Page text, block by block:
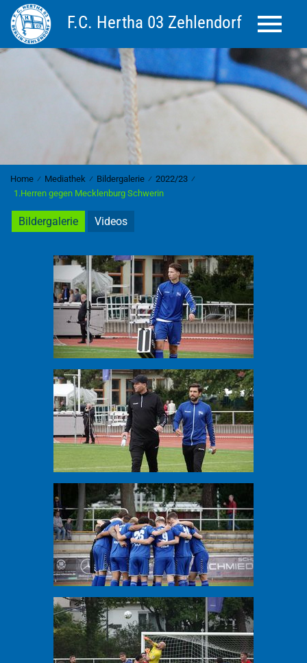
F.C. Hertha 03 Zehlendorf Toggle
Home ⁄ Mediathek ⁄ Bildergalerie ⁄ 2022/23 ⁄
1.Herren gegen Mecklenburg Schwerin
Bildergalerie Videos